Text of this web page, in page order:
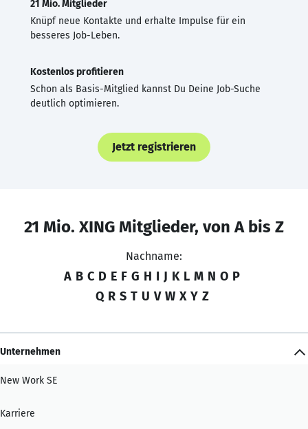
21 Mio. Mitglieder
Knüpf neue Kontakte und erhalte Impulse für ein
besseres Job-Leben.
Kostenlos profitieren
Schon als Basis-Mitglied kannst Du Deine Job-Suche
deutlich optimieren.
Jetzt registrieren
21 Mio. XING Mitglieder, von A bis Z
Nachname:
A B C D E F G H I J K L M N O P
Q R S T U V W X Y Z
Unternehmen
New Work SE
Karriere